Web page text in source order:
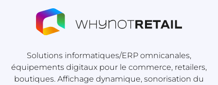
Solutions informatiques/ERP omnicanales,
équipements digitaux pour le commerce, retailers,
boutiques. Affichage dynamique, sonorisation du